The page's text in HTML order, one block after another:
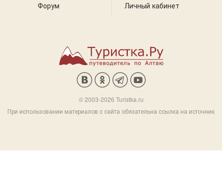
Форум
Личный кабинет
© 2003-2026 Turistka.ru
При использовании материалов с сайта обязательна ссылка на источник